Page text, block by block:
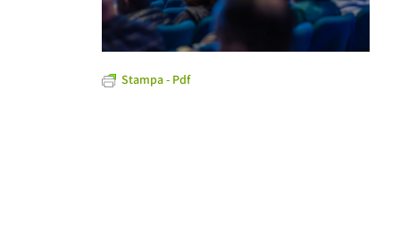
Stampa - Pdf